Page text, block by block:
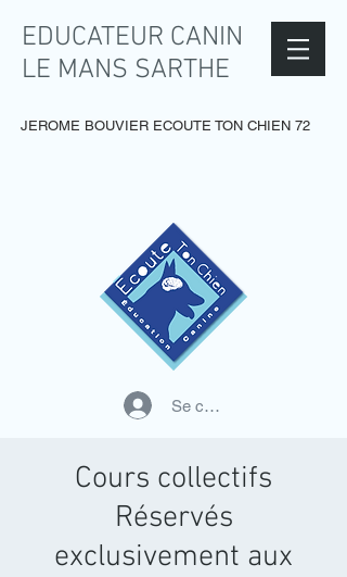
EDUCATEUR CANIN
LE MANS SARTHE
JEROME BOUVIER ECOUTE TON CHIEN 72
Se connecter
Cours collectifs
Réservés
exclusivement aux